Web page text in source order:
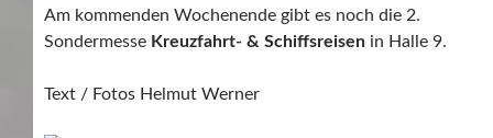
Am kommenden Wochenende gibt es noch die 2.
Sondermesse Kreuzfahrt- & Schiffsreisen in Halle 9.
Text / Fotos Helmut Werner